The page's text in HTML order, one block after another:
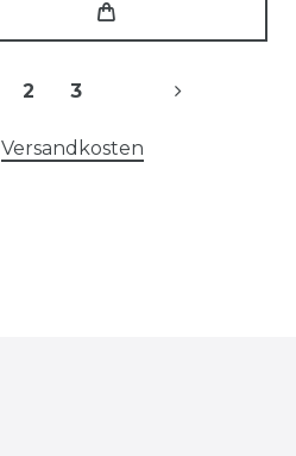
2 3
Versandkosten